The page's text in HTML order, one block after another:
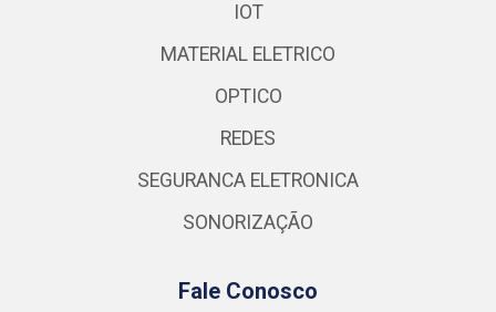
IOT
MATERIAL ELETRICO
OPTICO
REDES
SEGURANCA ELETRONICA
SONORIZAÇÃO
Fale Conosco